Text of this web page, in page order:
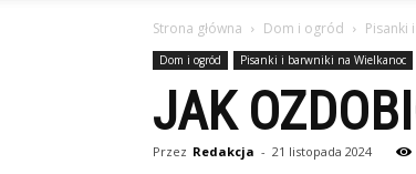
Strona główna Dom i ogród Pisanki
Dom i ogród Pisanki i barwniki na Wielkanoc
JAK
Przez Redakcja - 21 listopada 2024